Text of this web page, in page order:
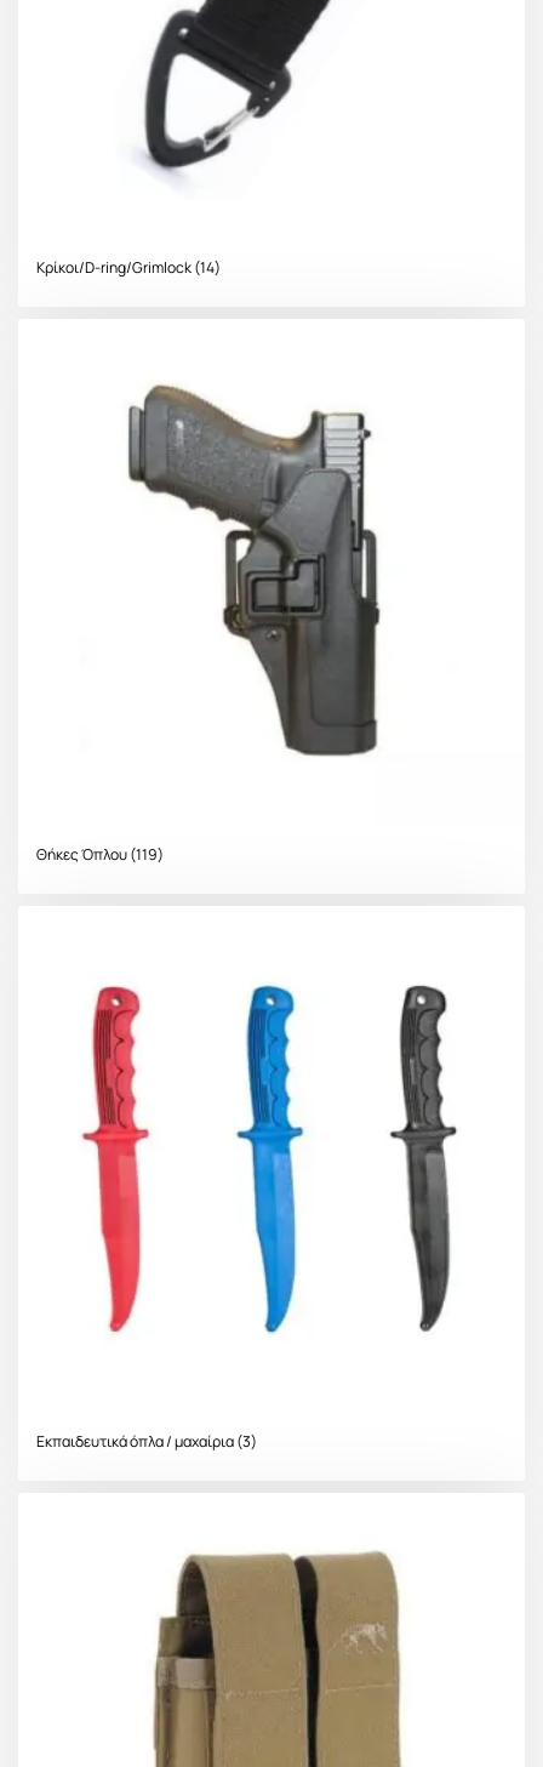
Κρίκοι/D-ring/Grimlock(14)
Θήκες Όπλου(119)
Εκπαιδευτικά όπλα / μαχαίρια(3)